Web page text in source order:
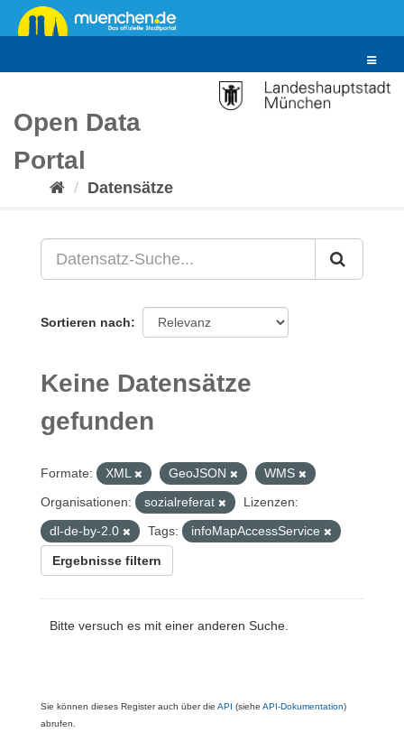
Überspringen
zum
Toggle
Open Data
Portal
Datensätze
Sortieren nach
Keine Datensätze
gefunden
Formate: XML GeoJSON
WMS
Organisationen:
sozialreferat
Lizenzen:
dl-de-by-2.0
Tags: infoMapAccessService
Ergebnisse filtern
Bitte versuch es mit einer anderen Suche.
Sie können dieses Register auch über die API (siehe API-Dokumentation)
abrufen.